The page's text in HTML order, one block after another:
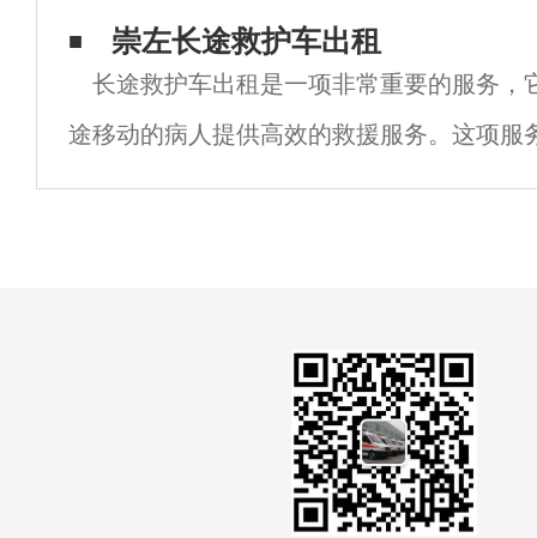
以确保病人或伤者在转移过程中得到最好的
我们将讨论救护车转运的重要性以及如何确
崇左长途救护车出租
长途救护车出租是一项非常重要的服务，
途移动的病人提供高效的救援服务。这项服
救护车公司提供，他们拥有先进的救护设备